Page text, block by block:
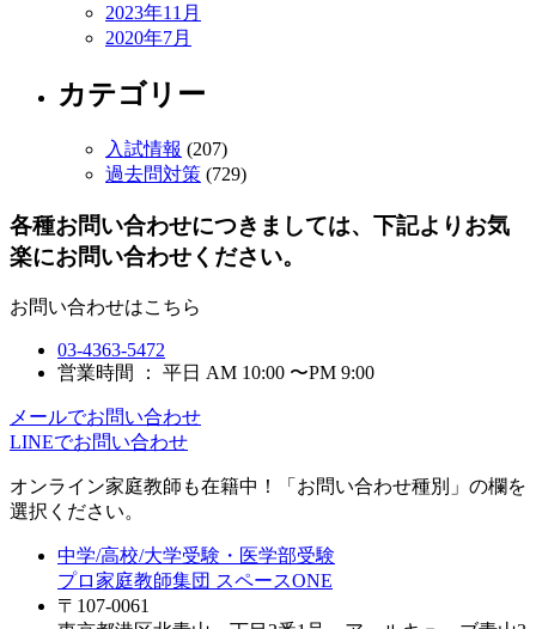
2023年11月
2020年7月
カテゴリー
入試情報 (207)
過去問対策 (729)
各種お問い合わせにつきましては、下記よりお気
楽にお問い合わせください。
お問い合わせはこちら
03-4363-5472
営業時間 ： 平日 AM 10:00 〜PM 9:00
メールでお問い合わせ
LINEでお問い合わせ
オンライン家庭教師 も在籍中！「お問い合わせ種別」の欄を
選択ください。
中学/高校/大学受験・医学部受験
プロ家庭教師集団 スペースONE
〒107-0061